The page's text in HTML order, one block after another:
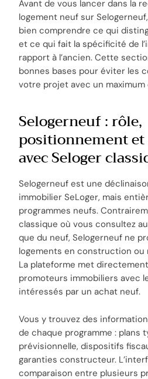
Avant de vous lancer dans la
logement neuf sur
bien comprendre ce qui
et ce qui fait la spécificité de
rapport à l’ancien. Cette
bonnes bases pour éviter les
votre projet avec un maximum
Selogerneuf : rôle,
positionnement
avec Seloger
Selogerneuf est une
immobilier SeLoger, mais
programmes neufs.
classique où vous consultez
que du neuf, Selogerneuf ne
logements en construction ou
La plateforme met
promoteurs immobiliers avec
intéressés par un achat neuf.
Vous y trouvez des
de chaque programme : plans
prévisionnelle, dispositifs
garanties constructeur.
comparaison entre plusieurs